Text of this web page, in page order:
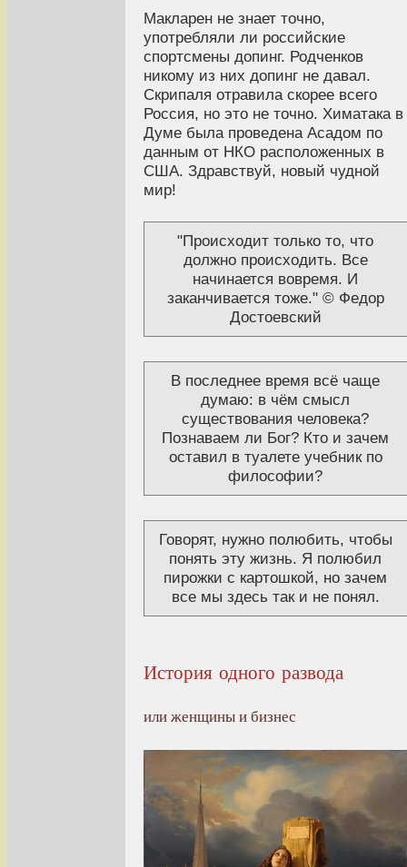
Макларен не знает точно,
употребляли ли российские
спортсмены допинг. Родченков
никому из них допинг не давал.
Скрипаля отравила скорее всего
Россия, но это не точно. Химатака в
Думе была проведена Асадом по
данным от НКО расположенных в
США. Здравствуй, новый чудной
мир!
"Происходит только то, что
должно происходить. Все
начинается вовремя. И
заканчивается тоже." © Федор
Достоевский
В последнее время всё чаще
думаю: в чём смысл
существования человека?
Познаваем ли Бог? Кто и зачем
оставил в туалете учебник по
философии?
Говорят, нужно полюбить, чтобы
понять эту жизнь. Я полюбил
пирожки с картошкой, но зачем
все мы здесь так и не понял.
История одного развода
или женщины и бизнес